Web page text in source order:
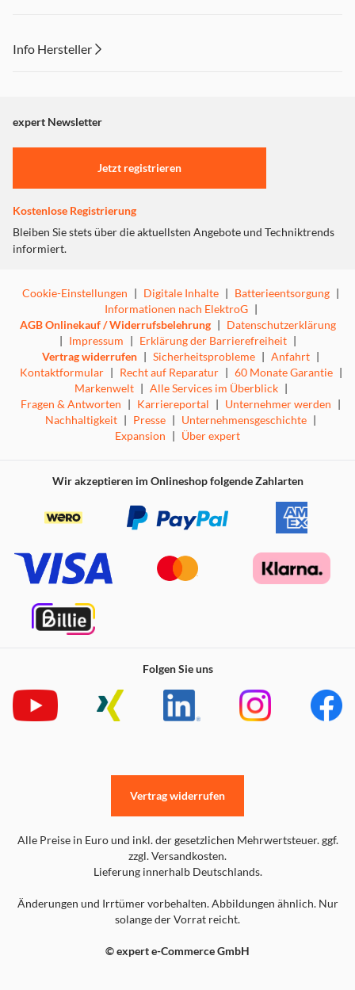
Info Hersteller
"Marketing".
Einstellungen anpassen
expert Newsletter
Jetzt registrieren
Kostenlose Registrierung
Bleiben Sie stets über die aktuellsten Angebote und Techniktrends
informiert.
Cookie-Einstellungen | Digitale Inhalte | Batterieentsorgung |
Informationen nach ElektroG |
AGB Onlinekauf / Widerrufsbelehrung | Datenschutzerklärung
| Impressum | Erklärung der Barrierefreiheit |
Vertrag widerrufen | Sicherheitsprobleme | Anfahrt |
Kontaktformular | Recht auf Reparatur | 60 Monate Garantie |
Markenwelt | Alle Services im Überblick |
Fragen & Antworten | Karriereportal | Unternehmer werden |
Nachhaltigkeit | Presse | Unternehmensgeschichte |
Expansion | Über expert
Wir akzeptieren im Onlineshop folgende Zahlarten
Folgen Sie uns
Alle Preise in Euro und inkl. der gesetzlichen Mehrwertsteuer. ggf.
zzgl. Versandkosten.
Lieferung innerhalb Deutschlands.
Änderungen und Irrtümer vorbehalten. Abbildungen ähnlich. Nur
solange der Vorrat reicht.
© expert e-Commerce GmbH
Vertrag widerrufen